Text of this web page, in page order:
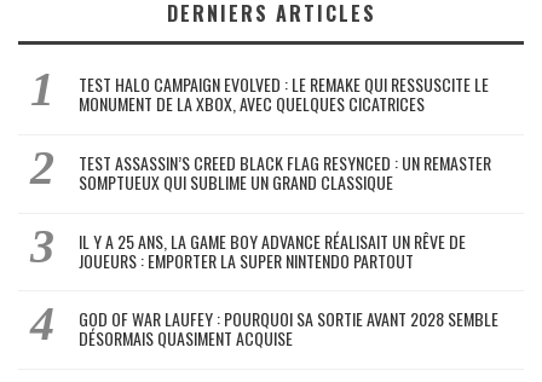
DERNIERS ARTICLES
TEST HALO CAMPAIGN EVOLVED : LE REMAKE QUI RESSUSCITE LE
MONUMENT DE LA XBOX, AVEC QUELQUES CICATRICES
TEST ASSASSIN’S CREED BLACK FLAG RESYNCED : UN REMASTER
SOMPTUEUX QUI SUBLIME UN GRAND CLASSIQUE
IL Y A 25 ANS, LA GAME BOY ADVANCE RÉALISAIT UN RÊVE DE
JOUEURS : EMPORTER LA SUPER NINTENDO PARTOUT
GOD OF WAR LAUFEY : POURQUOI SA SORTIE AVANT 2028 SEMBLE
DÉSORMAIS QUASIMENT ACQUISE